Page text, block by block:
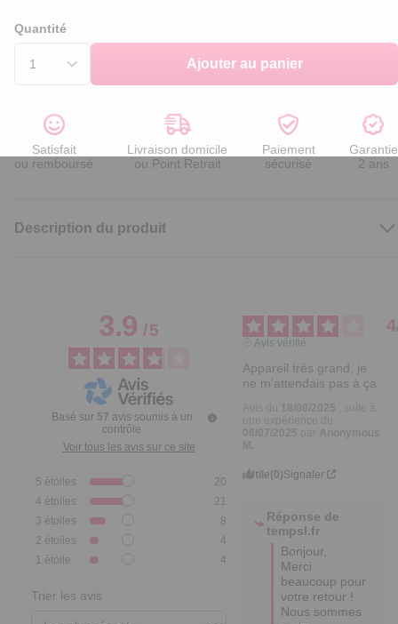
Quantité
Ajouter au panier
Satisfait
ou remboursé
Livraison domicile
ou Point Retrait
Paiement
sécurisé
Garantie
2 ans
Description du produit
3.9/5
Basé sur 57 avis soumis à un
contrôle
Voir tous les avis sur ce site
5 étoiles
20
4 étoiles
21
3 étoiles
8
2 étoiles
4
1 étoile 4
Trier les avis
4
Avis vérifié
Appareil très grand, je
ne m’attendais pas à ça
08/07/2025
Anonymous
M.
Utile(0)Signaler
Réponse de
tempsl.fr
Bonjour,
Merci
beaucoup pour
votre retour !
Nous sommes